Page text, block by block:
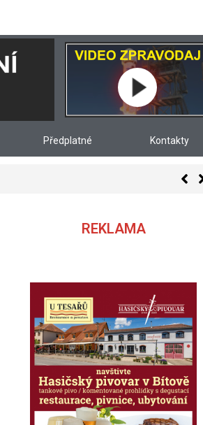
Předplatné Kontakty
REKLAMA